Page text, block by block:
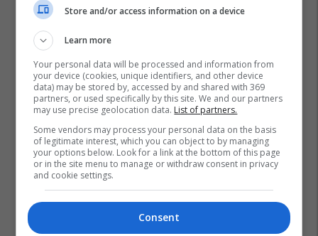
Store and/or access information on a device
Learn more
Your personal data will be processed and information from
your device (cookies, unique identifiers, and other device
data) may be stored by, accessed by and shared with 369
partners, or used specifically by this site. We and our partners
may use precise geolocation data. List of partners.
Some vendors may process your personal data on the basis
of legitimate interest, which you can object to by managing
your options below. Look for a link at the bottom of this page
or in the site menu to manage or withdraw consent in privacy
and cookie settings.
Consent